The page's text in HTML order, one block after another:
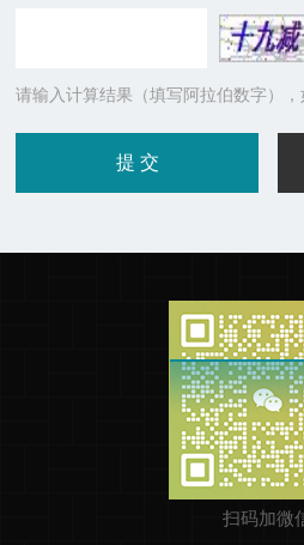
请输入计算结果（填写阿拉伯数字）
扫码加微